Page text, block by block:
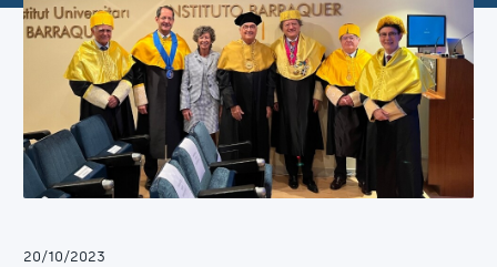
20/10/2023